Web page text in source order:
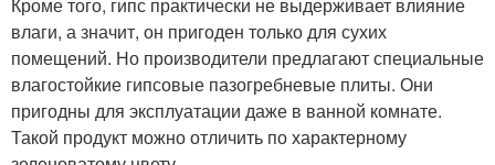
влаги, а значит, он пригоден только для сухих
помещений. Но производители предлагают специальные
влагостойкие гипсовые пазогребневые плиты. Они
пригодны для эксплуатации даже в ванной комнате.
Такой продукт можно отличить по характерному